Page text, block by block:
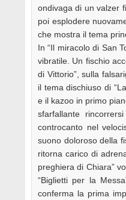
ondivaga di un valzer
poi esplodere
che mostra il tema
In “Il miracolo di San
vibratile. Un fischio
di Vittorio”, sulla
il tema dischiuso di
e il kazoo in primo
sfarfallante
controcanto nel
suono doloroso della
ritorna carico di
preghiera di Chiara”
“Biglietti per la
conferma la prima